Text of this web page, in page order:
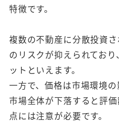
特徴です。
複数の不動産に分散投資
のリスクが抑えられてお
ットといえます。
一方で、価格は市場環境
市場全体が下落すると評
点には注意が必要です。